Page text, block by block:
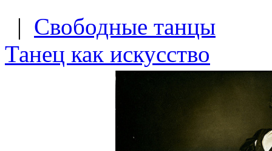
| Свободные танцы
Танец как искусство